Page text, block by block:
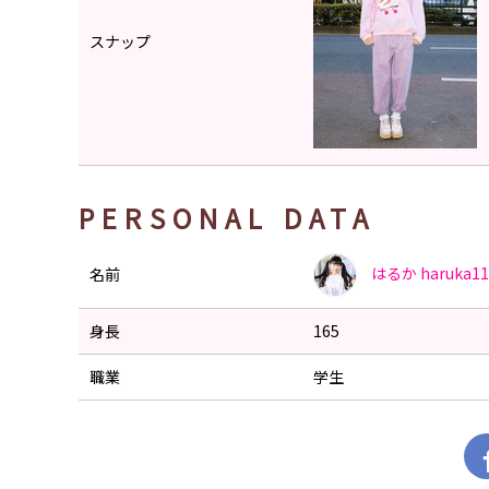
スナップ
PERSONAL DATA
名前 はるか
身長 165
職業 学生